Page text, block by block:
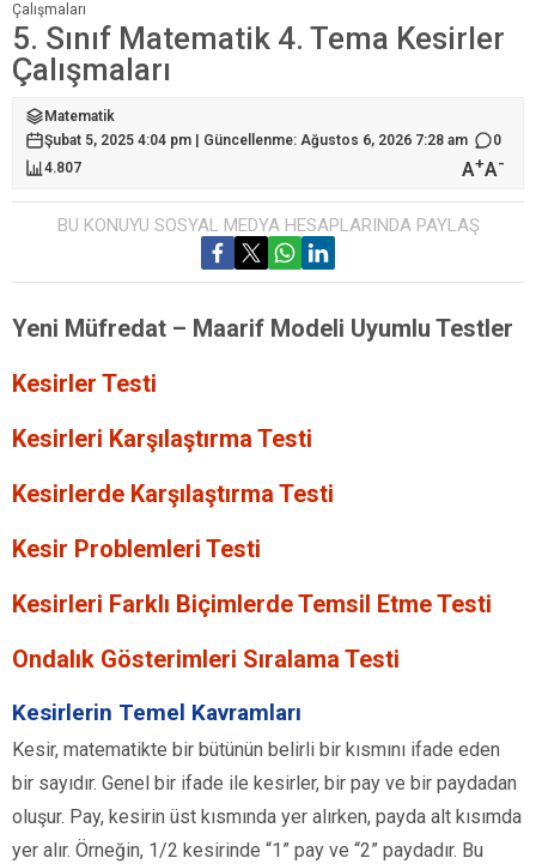
Çalışmaları
5. Sınıf Matematik 4. Tema Kesirler
Çalışmaları
Matematik
Şubat 5, 2025 4:04 pm | Güncellenme: Ağustos 6, 2026 7:28 am
0
4.807
A+A-
BU KONUYU SOSYAL MEDYA HESAPLARINDA PAYLAŞ
Yeni Müfredat – Maarif Modeli Uyumlu Testler
Kesirler Testi
Kesirleri Karşılaştırma Testi
Kesirlerde Karşılaştırma Testi
Kesir Problemleri Testi
Kesirleri Farklı Biçimlerde Temsil Etme Testi
Ondalık Gösterimleri Sıralama Testi
Kesirlerin Temel Kavramları
Kesir, matematikte bir bütünün belirli bir kısmını ifade eden
bir sayıdır. Genel bir ifade ile kesirler, bir pay ve bir paydadan
oluşur. Pay, kesirin üst kısmında yer alırken, payda alt kısımda
yer alır. Örneğin, 1/2 kesirinde “1” pay ve “2” paydadır. Bu